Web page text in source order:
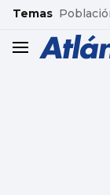
common.go-to-
Temas